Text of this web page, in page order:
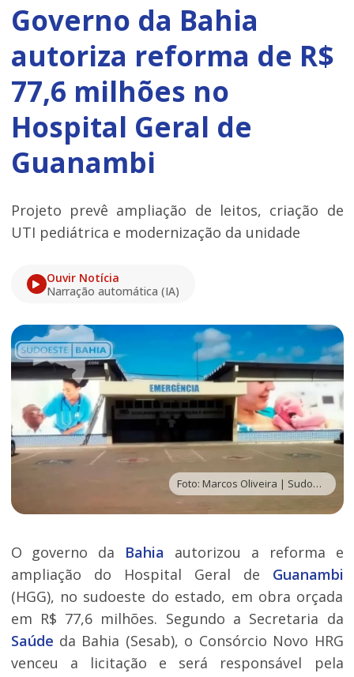
Governo da Bahia
autoriza reforma de R$
77,6 milhões no
Hospital Geral de
Guanambi
Projeto prevê ampliação de leitos, criação de
UTI pediátrica e modernização da unidade
Ouvir Notícia
Narração automática (IA)
Foto: Marcos Oliveira | Sudoeste Bahia
O governo da Bahia autorizou a reforma e
ampliação do Hospital Geral de Guanambi
(HGG), no sudoeste do estado, em obra orçada
em R$ 77,6 milhões. Segundo a Secretaria da
Saúde da Bahia (Sesab), o Consórcio Novo HRG
venceu a licitação e será responsável pela